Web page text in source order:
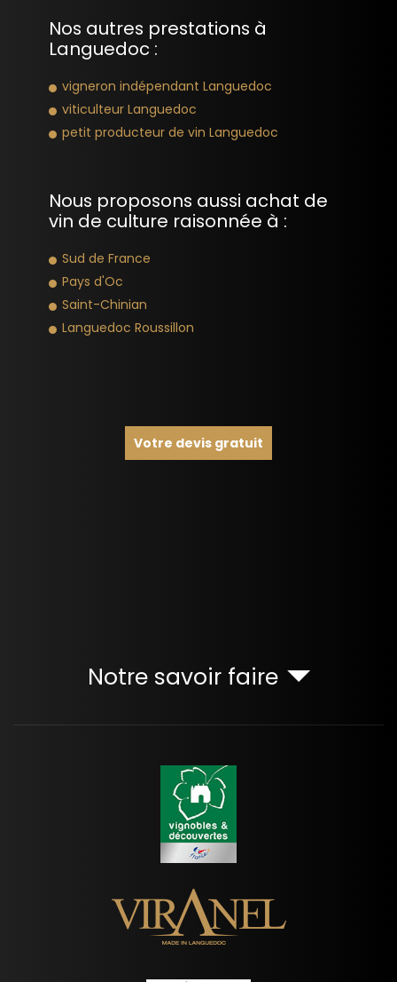
Nos autres prestations à
Languedoc :
vigneron indépendant Languedoc
viticulteur Languedoc
petit producteur de vin Languedoc
Nous proposons aussi achat de
vin de culture raisonnée à :
Sud de France
Pays d'Oc
Saint-Chinian
Languedoc Roussillon
Votre devis gratuit
Notre savoir faire